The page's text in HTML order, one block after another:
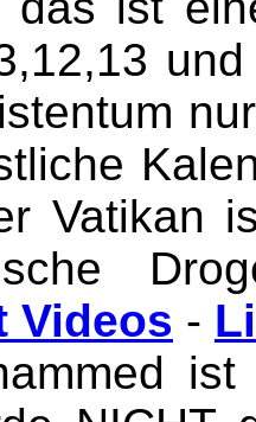
Vatikan
Videos -